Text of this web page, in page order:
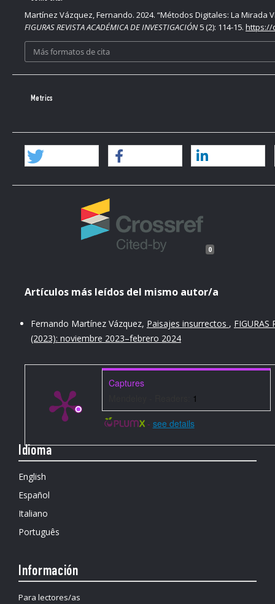
Martínez Vázquez, Fernando. 2024. “Métodos Digitales: La Mirada
FIGURAS REVISTA ACADÉMICA DE INVESTIGACIÓN5 (2): 114-15. https://
Más formatos de cita
Metrics
0
Artículos más leídos del mismo autor/a
Fernando Martínez Vázquez, Paisajes insurrectos , FIGURAS
(2023): noviembre 2023–febrero 2024
Captures
1
- see details
Idioma
English
Español
Italiano
Português
Información
Para lectores/as